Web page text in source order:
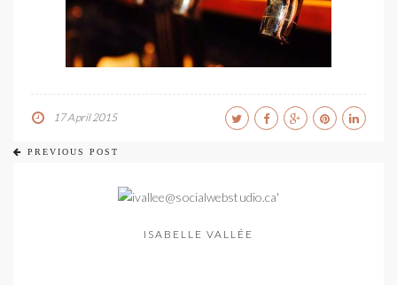
17 April 2015
PREVIOUS POST
ISABELLE VALLÉE